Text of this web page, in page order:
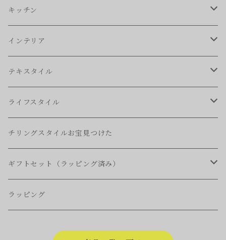
キッチン
食器
キッチンツール
インテリア
ブランケット
シングル
ハーフ
収納
ファブリックパネル
クッション
テキスタイル
ファッション
バッグ
ポーチ
ライフスタイル
タオル
ウオレット
エプロン
チリングスタイルお宝見つけた
ギフトセット（ラッピング済み）
生活を豊かにする贈りもの
ラッピング